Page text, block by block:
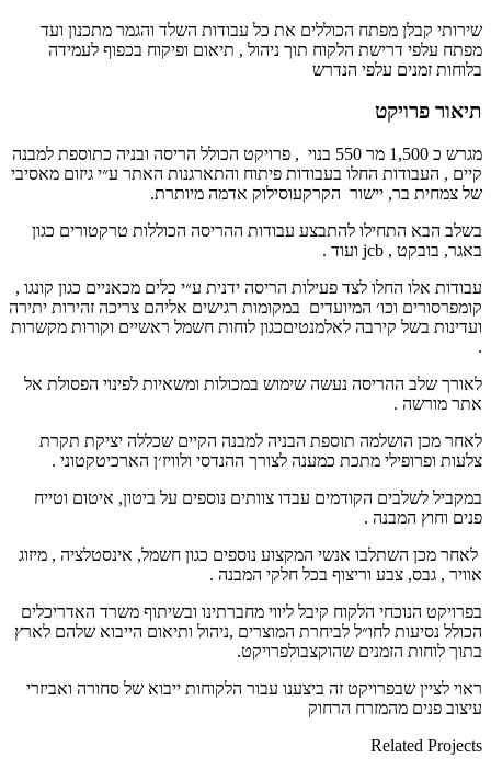
שירותי קבלן מפתח הכוללים את כל עבודות השלד והגמר מתכנון ועד
מפתח עלפי דרישת הלקוח תוך ניהול , תיאום ופיקוח בכפוף לעמידה
בלוחות זמנים עלפי הנדרש
תיאור פרויקט
מגרש כ מר בנוי , פרויקט הכולל הריסה ובניה כתוספת למבנה
קיים , העבודות החלו בעבודות פיתוח והתארגנות האתר ע״י גיזום מאסיבי
של צמחית בר, יישור הקרקעוסילוק אדמה מיותרת.
בשלב הבא התחילו להתבצע עבודות ההריסה הכוללות טרקטורים כגון
באגר, בובקט , jcb ועוד .
עבודות אלו החלו לצד פעילות הריסה ידנית ע״י כלים מכאניים כגון קונגו ,
קומפרסורים וכו׳ המיועדים במקומות רגישים אליהם צריכה זהירות יתירה
ועדינות בשל קירבה לאלמנטיםכגון לוחות חשמל ראשיים וקורות מקשרות
.
לאורך שלב ההריסה נעשה שימוש במכולות ומשאיות לפינוי הפסולת אל
אתר מורשה .
לאחר מכן הושלמה תוספת הבניה למבנה הקיים שכללה יציקת תקרת
צלעות ופרופילי מתכת כמענה לצורך ההנדסי ולוויז׳ן הארכיטקטוני .
במקביל לשלבים הקודמים עבדו צוותים נוספים על ביטון, איטום וטייח
פנים וחוץ המבנה .
לאחר מכן השתלבו אנשי המקצוע נוספים כגון חשמל, אינסטלציה , מיזוג
אוויר , גבס, צבע וריצוף בכל חלקי המבנה .
בפרויקט הנוכחי הלקוח קיבל ליווי מחברתינו ובשיתוף משרד האדריכלים
הכולל נסיעות לחו״ל לביחרת המוצרים ,ניהול ותיאום הייבוא שלהם לארץ
בתוך לוחות הזמנים שהוקצבולפרויקט.
ראוי לציין שבפרויקט זה ביצענו עבור הלקוחות ייבוא של סחורה ואביזרי
עיצוב פנים מהמזרח הרחוק
Related Projects